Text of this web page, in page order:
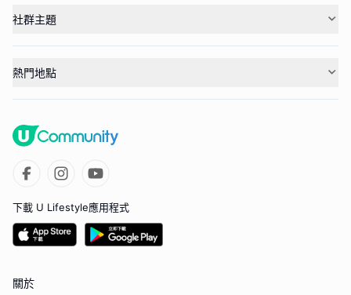
社群主題
熱門地點
下載 U Lifestyle應用程式
關於